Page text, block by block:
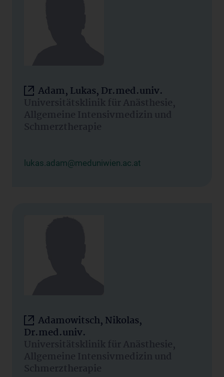
Adam, Lukas, Dr.med.univ.
Universitätsklinik für Anästhesie,
Allgemeine Intensivmedizin und
Schmerztherapie
lukas.adam@meduniwien.ac.at
Adamowitsch, Nikolas,
Dr.med.univ.
Universitätsklinik für Anästhesie,
Allgemeine Intensivmedizin und
Schmerztherapie